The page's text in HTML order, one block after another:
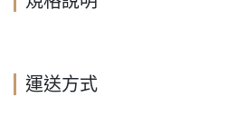
運送方式